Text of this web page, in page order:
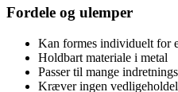
Fordele og ulemper
Kan formes individuelt for
Holdbart materiale i metal
Passer til mange
Kræver ingen